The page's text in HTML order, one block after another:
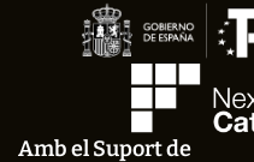
Amb el Suport de